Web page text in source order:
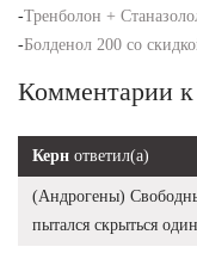
-Тренболон +
-Болденол 200 со
Комментарии
Керн ответил(а)
(Андрогены)
пытался скрыться